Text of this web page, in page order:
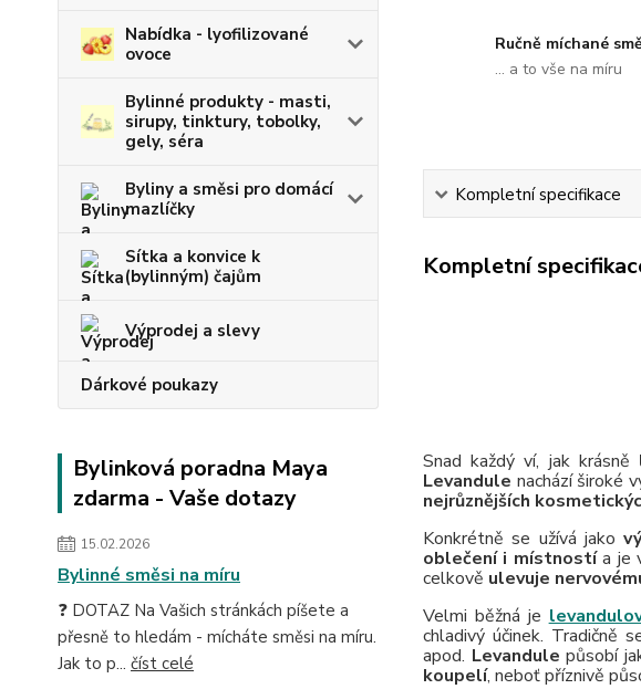
Nabídka - lyofilizované
ovoce
Bylinné produkty - masti,
sirupy, tinktury, tobolky,
gely, séra
Byliny a směsi pro domácí
mazlíčky
Sítka a konvice k
(bylinným) čajům
Výprodej a slevy
Dárkové poukazy
Bylinková poradna Maya
zdarma - Vaše dotazy
15.02.2026
Bylinné směsi na míru
❓ DOTAZ Na Vašich stránkách píšete a
přesně to hledám - mícháte směsi na míru.
Jak to p... číst celé
Ručně míchané
... a to vše na míru
Kompletní specifikace
Kompletní
Snad každý ví, jak krásně
Levandule nachází široké
nejrůznějších
Konkrétně se užívá jako
oblečení i místnostía je
celkově ulevuje
Velmi běžná je
chladivý účinek. Tradičně
apod. Levandulepůsobí
koupelí, neboť příznivě